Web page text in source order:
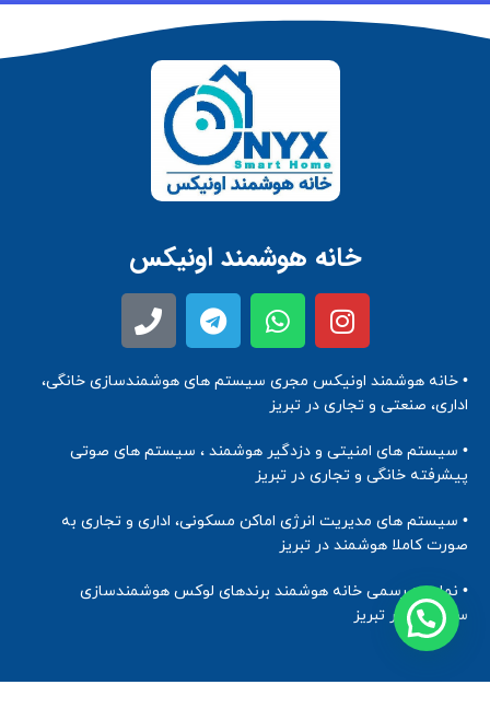
خانه هوشمند اونیکس
• خانه هوشمند اونیکس مجری سیستم های هوشمندسازی خانگی،
اداری، صنعتی و تجاری در تبریز
• سیستم های امنیتی و دزدگیر هوشمند ، سیستم های صوتی
پیشرفته خانگی و تجاری در تبریز
• سیستم های مدیریت انرژی اماکن مسکونی، اداری و تجاری به
صورت کاملا هوشمند در تبریز
• نماینده رسمی خانه هوشمند برندهای لوکس هوشمندسازی
ساختمان در تبریز